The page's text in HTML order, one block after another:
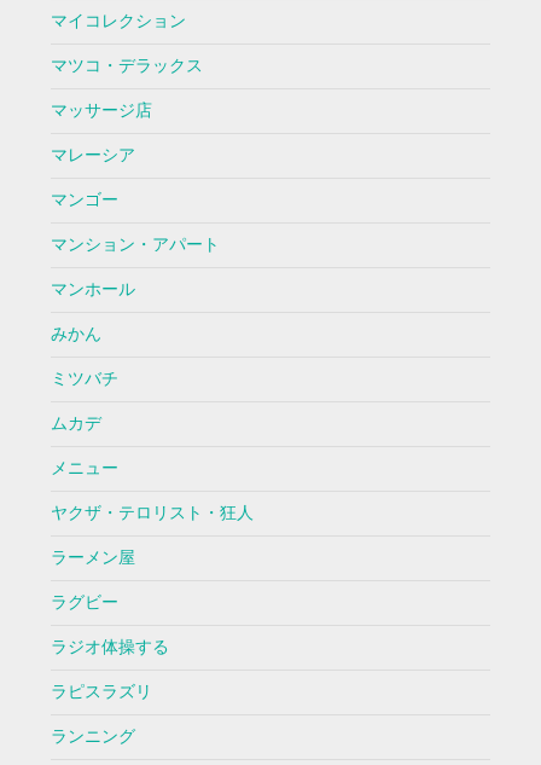
マイコレクション
マツコ・デラックス
マッサージ店
マレーシア
マンゴー
マンション・アパート
マンホール
みかん
ミツバチ
ムカデ
メニュー
ヤクザ・テロリスト・狂人
ラーメン屋
ラグビー
ラジオ体操する
ラピスラズリ
ランニング